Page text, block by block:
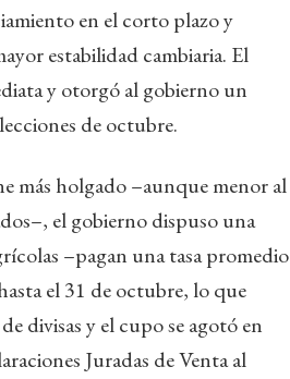
en el corto plazo y
estabilidad cambiaria. El
y otorgó al gobierno un
de octubre.
más holgado –aunque menor al
el gobierno dispuso una
–pagan una tasa promedio
el 31 de octubre, lo que
divisas y el cupo se agotó en
Juradas de Venta al